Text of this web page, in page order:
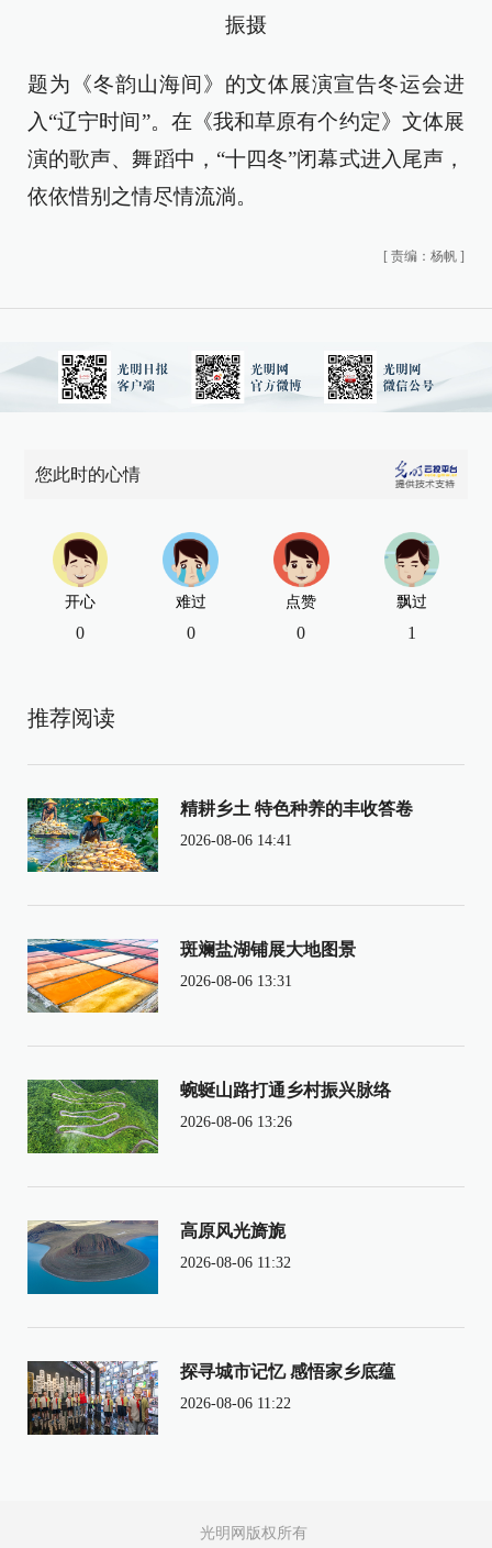
振摄
题为《冬韵山海间》的文体展演宣告冬运会进
入“辽宁时间”。在《我和草原有个约定》文体展
演的歌声、舞蹈中，“十四冬”闭幕式进入尾声，
依依惜别之情尽情流淌。
[ 责编：杨帆 ]
您此时的心情
开心
0
难过
0
点赞
0
飘过
1
推荐阅读
精耕乡土 特色种养的丰收答卷
2026-08-06 14:41
斑斓盐湖铺展大地图景
2026-08-06 13:31
蜿蜒山路打通乡村振兴脉络
2026-08-06 13:26
高原风光旖旎
2026-08-06 11:32
探寻城市记忆 感悟家乡底蕴
2026-08-06 11:22
光明网版权所有